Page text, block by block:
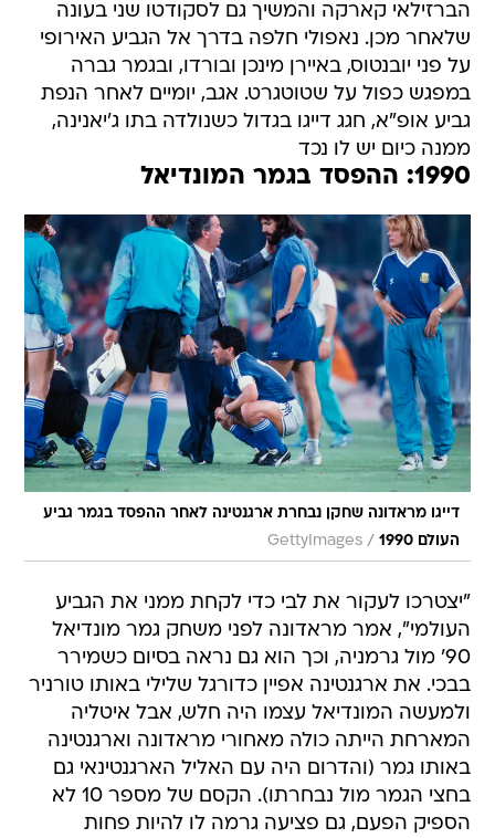
הברזילאי קארקה והמשיך גם לסקודטו שני בעונה
שלאחר מכן. נאפולי חלפה בדרך אל הגביע האירופי
על פני יובנטוס, באיירן מינכן ובורדו, ובגמר גברה
במפגש כפול על שטוטגרט. אגב, יומיים לאחר הנפת
גביע אופ"א, חגג דייגו בגדול כשנולדה בתו ג'יאנינה,
ממנה כיום יש לו נכד
1990: ההפסד בגמר המונדיאל
דייגו מראדונה שחקן נבחרת ארגנטינה לאחר ההפסד בגמר גביע
העולם 1990
/
GettyImages
"יצטרכו לעקור את לבי כדי לקחת ממני את הגביע
העולמי", אמר מראדונה לפני משחק גמר מונדיאל
90' מול גרמניה, וכך הוא גם נראה בסיום כשמירר
בבכי. את ארגנטינה אפיין כדורגל שלילי באותו טורניר
ולמעשה המונדיאל עצמו היה חלש, אבל איטליה
המארחת הייתה כולה מאחורי מראדונה וארגנטינה
באותו גמר (והדרום היה עם האליל הארגנטינאי גם
בחצי הגמר מול נבחרתו). הקסם של מספר 10 לא
הספיק הפעם, גם פציעה גרמה לו להיות פחות